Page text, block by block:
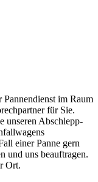
im Raum
für Sie.
unseren Abschlepp-
einer Panne gern
und uns beauftragen.
Ort.